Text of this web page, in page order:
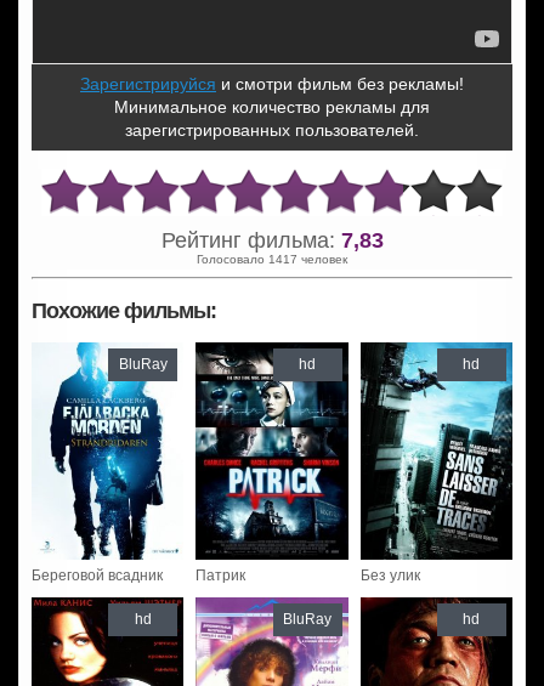
Зарегистрируйся и смотри фильм без рекламы!
Минимальное количество рекламы для
зарегистрированных пользователей.
Рейтинг фильма: 7,83
Голосовало 1417 человек
Похожие фильмы:
Береговой всадник
BluRay
Патрик
hd
Без улик
hd
hd BluRay hd